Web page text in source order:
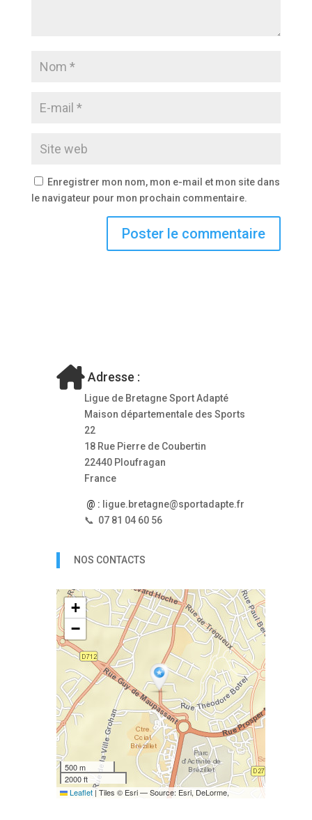
Enregistrer mon nom, mon e-mail et mon site dans
le navigateur pour mon prochain commentaire.
Adresse :
Ligue de Bretagne Sport Adapté
Maison départementale des Sports
22
18 Rue Pierre de Coubertin
22440 Ploufragan
France
@ : ligue.bretagne@sportadapte.fr
📞 07 81 04 60 56
NOS CONTACTS
+
−
500 m
2000 ft
Leaflet |Tiles © Esri — Source: Esri, DeLorme,